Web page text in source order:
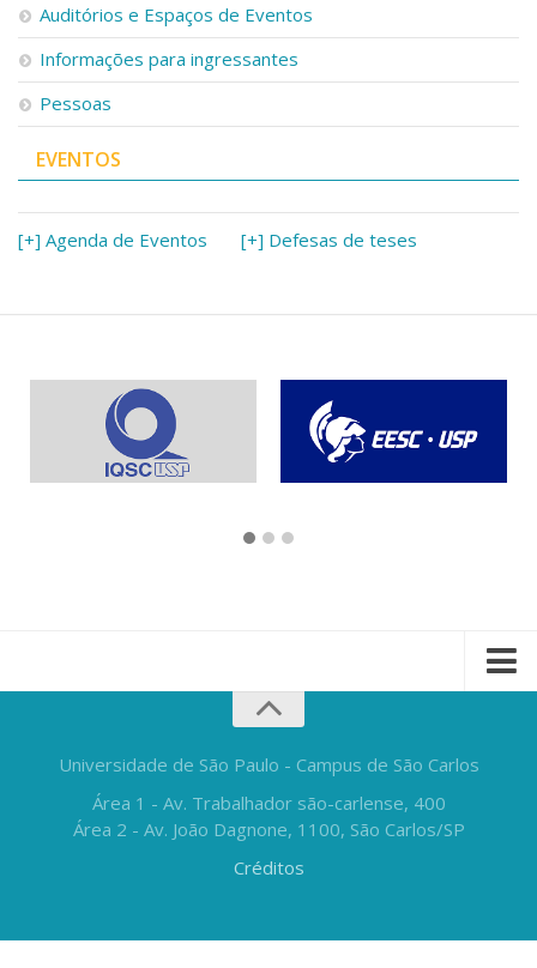
Auditórios e Espaços de Eventos
Informações para ingressantes
Pessoas
EVENTOS
[+] Agenda de Eventos [+] Defesas de teses
Universidade de São Paulo - Campus de São Carlos
Área 1 - Av. Trabalhador são-carlense, 400
Área 2 - Av. João Dagnone, 1100, São Carlos/SP
Créditos